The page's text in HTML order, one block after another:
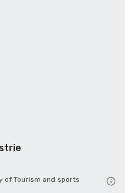
of Tourism and sports